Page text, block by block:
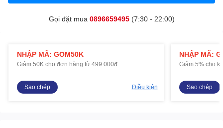
Gọi đặt mua 0896659495(7:30 - 22:00)
NHẬP MÃ: GOM50K
Giảm 50K cho đơn hàng từ 499.000đ
Sao chép Điều kiện
NHẬP MÃ:
Giảm 5% cho
Sao chép